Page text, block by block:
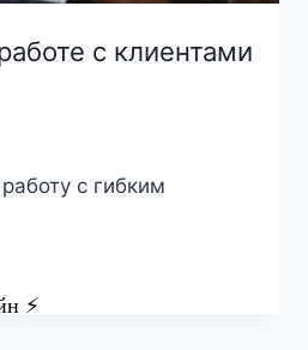
с клиентами
с гибким